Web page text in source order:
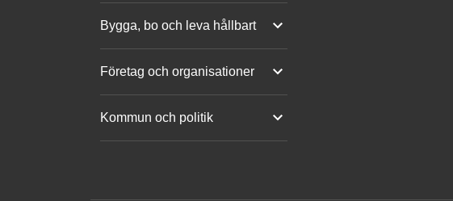
Bygga, bo och leva hållbart
Företag och organisationer
Kommun och politik